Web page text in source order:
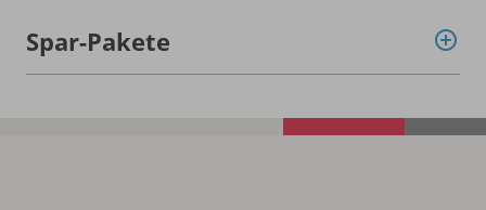
Spar-Pakete